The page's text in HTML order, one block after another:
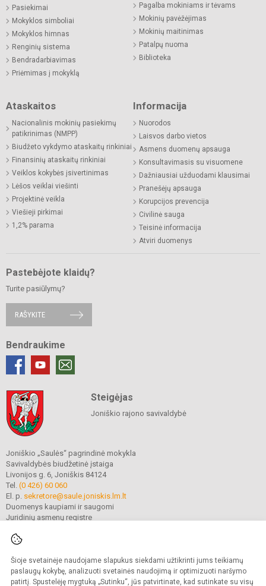
Šioje svetainėje naudojame slapukus siekdami užtikrinti jums teikiamų
paslaugų kokybę, analizuoti svetainės naudojimą ir optimizuoti naršymo
patirtį. Spustelėję mygtuką „Sutinku“, jūs patvirtinate, kad sutinkate su visų
Pasiekimai
Mokyklos simboliai
Mokyklos himnas
Renginių sistema
Bendradarbiavimas
Priėmimas į mokyklą
Pagalba mokiniams ir tėvams
Mokinių pavėžėjimas
Mokinių maitinimas
Patalpų nuoma
Biblioteka
Ataskaitos
Nacionalinis mokinių pasiekimų
patikrinimas (NMPP)
Biudžeto vykdymo ataskaitų rinkiniai
Finansinių ataskaitų rinkiniai
Veiklos kokybės įsivertinimas
Lėšos veiklai viešinti
Projektinė veikla
Viešieji pirkimai
1,2% parama
Informacija
Nuorodos
Laisvos darbo vietos
Asmens duomenų apsauga
Konsultavimasis su visuomene
Dažniausiai užduodami klausimai
Pranešėjų apsauga
Korupcijos prevencija
Civilinė sauga
Teisinė informacija
Atviri duomenys
Pastebėjote klaidų?
Turite pasiūlymų?
RAŠYKITE
Bendraukime
Steigėjas
Joniškio rajono savivaldybė
Joniškio „Saulės“ pagrindinė mokykla
Savivaldybės biudžetinė įstaiga
Livonijos g. 6, Joniškis 84124
Tel. (0 426) 60 060
El. p. sekretore@saule.joniskis.lm.lt
Duomenys kaupiami ir saugomi
Juridinių asmenų registre
© 2023. Joniškio „Saulės“ pagrindinė mokykla. Visos teisės saugomos.
Kopijuoti turinį be raštiško įstaigos administracijos sutikimo griežtai draudžiama.